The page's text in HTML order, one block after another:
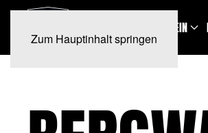
Zum Hauptinhalt springen
VEREIN